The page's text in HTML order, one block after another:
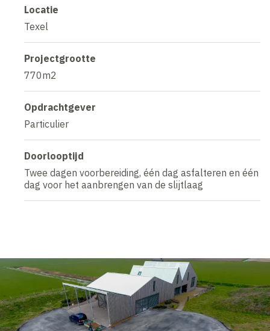
Locatie
Texel
Projectgrootte
770m2
Opdrachtgever
Particulier
Doorlooptijd
Twee dagen voorbereiding, één dag asfalteren en één
dag voor het aanbrengen van de slijtlaag